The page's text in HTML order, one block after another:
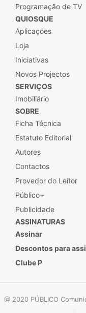
Programação de TV
QUIOSQUE
Aplicações
Loja
Iniciativas
Novos Projectos
SERVIÇOS
Imobiliário
SOBRE
Ficha Técnica
Estatuto Editorial
Autores
Contactos
Provedor do Leitor
Público+
Publicidade
ASSINATURAS
Assinar
Descontos para
Clube P
@ 2020 PÚBLICO